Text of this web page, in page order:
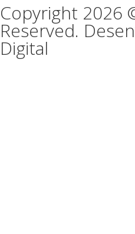
Copyright 2026
Reserved.
Digital